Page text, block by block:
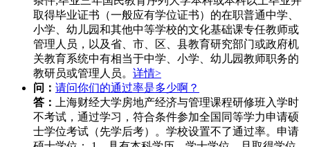
取得毕业证书（一般应有学位证书）的在职普通中学、
小学、幼儿园和其他中等学校的文化基础课专任教师或
管理人员，以及省、市、区、县教育研究部门或政府机
关教育系统中有相当于中学、小学、幼儿园教师职务的
教研员或管理人员。 详情>
问： 请问你们的通过率是多少啊？
答：
上海财经大学房地产经济与管理课程研修班入学时
不考试，通过学习，符合条件参加全国同等学力申请硕
士学位考试（先学后考）。学校设置不了通过率。申请